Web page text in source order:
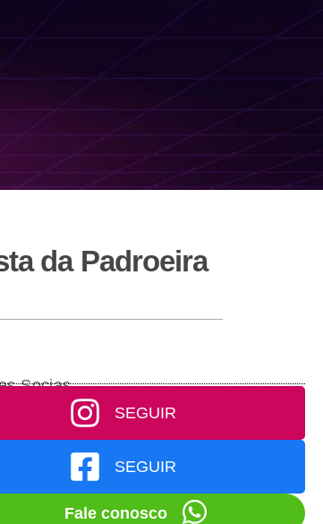
da Padroeira
Socias
SEGUIR
SEGUIR
Fale conosco